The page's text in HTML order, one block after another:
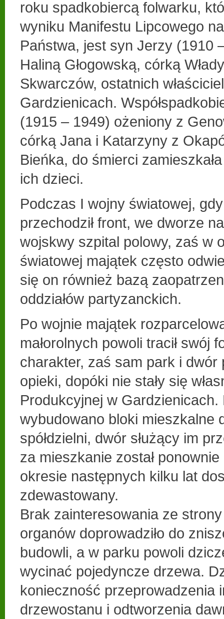
roku spadkobiercą folwarku,
wyniku Manifestu Lipcowego
Państwa, jest syn Jerzy (1910
Haliną Głogowską, córką
Skwarczów, ostatnich
Gardzienicach.
(1915 – 1949) ożeniony z
córką Jana i Katarzyny z
Bieńka, do śmierci
ich dzieci.
Podczas I wojny światowej,
przechodził front, we dworze
wojskwy szpital polowy, zaś w
światowej majątek często
się on również bazą
oddziałów partyzanckich.
Po wojnie majątek
małorolnych powoli tracił swój
charakter, zaś sam park i dwór
opieki, dopóki nie stały się
Produkcyjnej w
wybudowano bloki mieszkalne
spółdzielni, dwór służący im
za mieszkanie został
okresie następnych kilku lat
zdewastowany.
Brak zainteresowania ze
organów doprowadziło do
budowli, a w parku powoli
wycinać pojedyncze drzewa.
konieczność przeprowadzenia
drzewostanu i odtworzenia